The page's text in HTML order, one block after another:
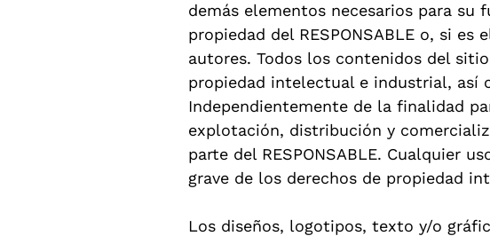
demás elementos necesarios para
propiedad del RESPONSABLE o, si
autores. Todos los contenidos del
propiedad intelectual e industrial, así
Independientemente de la finalidad
explotación, distribución y
parte del RESPONSABLE. Cualquier
grave de los derechos de propiedad
Los diseños, logotipos, texto y/o